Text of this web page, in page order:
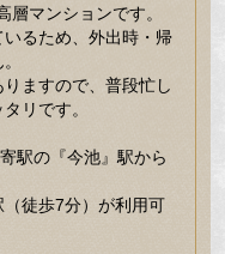
マンションです。
るため、外出時・帰
ますので、普段忙し
リです。
駅の『今池』駅から
徒歩7分）が利用可